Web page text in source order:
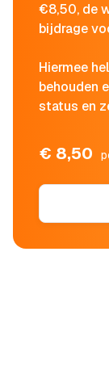
€8,50, de
bijdrage
Hiermee
behouden
status en
€ 8,50